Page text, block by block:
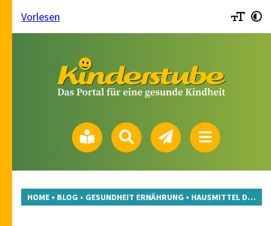
Vorlesen
HOME • BLOG • GESUNDHEIT ERNÄHRUNG • HAUSMITTEL DES MONATS